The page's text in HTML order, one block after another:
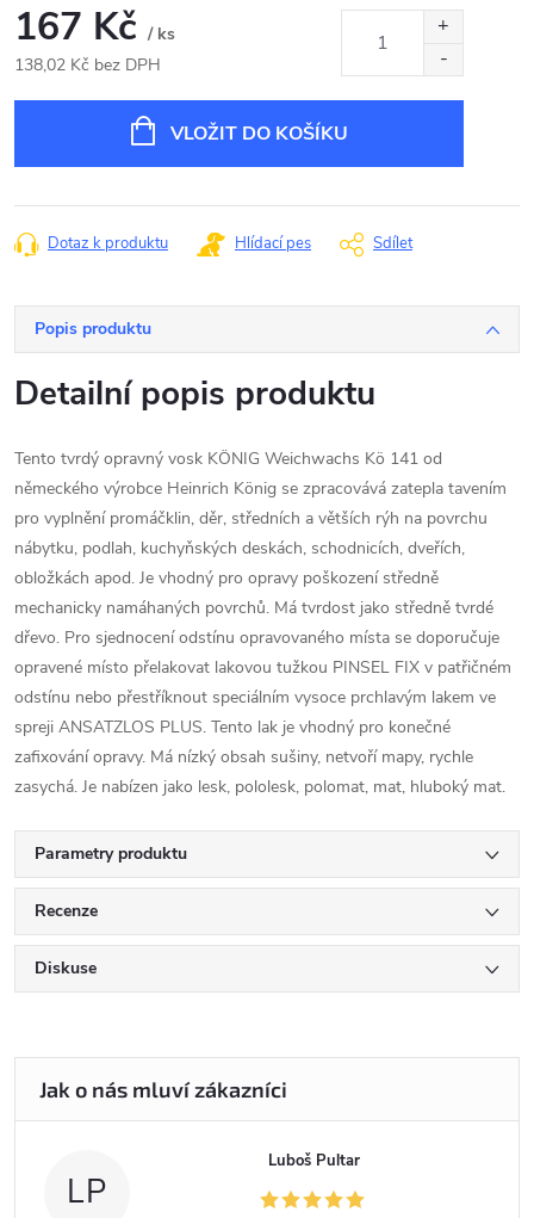
167 Kč / ks
138,02 Kč bez DPH
VLOŽIT DO KOŠÍKU
Dotaz k produktu Hlídací pes Sdílet
Popis produktu
Detailní popis produktu
Tento tvrdý opravný vosk KÖNIG Weichwachs Kö 141 od
německého výrobce Heinrich König se zpracovává zatepla tavením
pro vyplnění promáčklin, děr, středních a větších rýh na povrchu
nábytku, podlah, kuchyňských deskách, schodnicích, dveřích,
obložkách apod. Je vhodný pro opravy poškození středně
mechanicky namáhaných povrchů. Má tvrdost jako středně tvrdé
dřevo. Pro sjednocení odstínu opravovaného místa se doporučuje
opravené místo přelakovat lakovou tužkou PINSEL FIX v patřičném
odstínu nebo přestříknout speciálním vysoce prchlavým lakem ve
spreji ANSATZLOS PLUS. Tento lak je vhodný pro konečné
zafixování opravy. Má nízký obsah sušiny, netvoří mapy, rychle
zasychá. Je nabízen jako lesk, pololesk, polomat, mat, hluboký mat.
Parametry produktu
Recenze
Diskuse
LP
Luboš Pultar